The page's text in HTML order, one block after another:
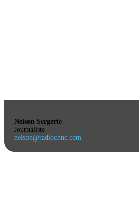
Nelson Sergerie
Journaliste
nelson@radiochnc.com